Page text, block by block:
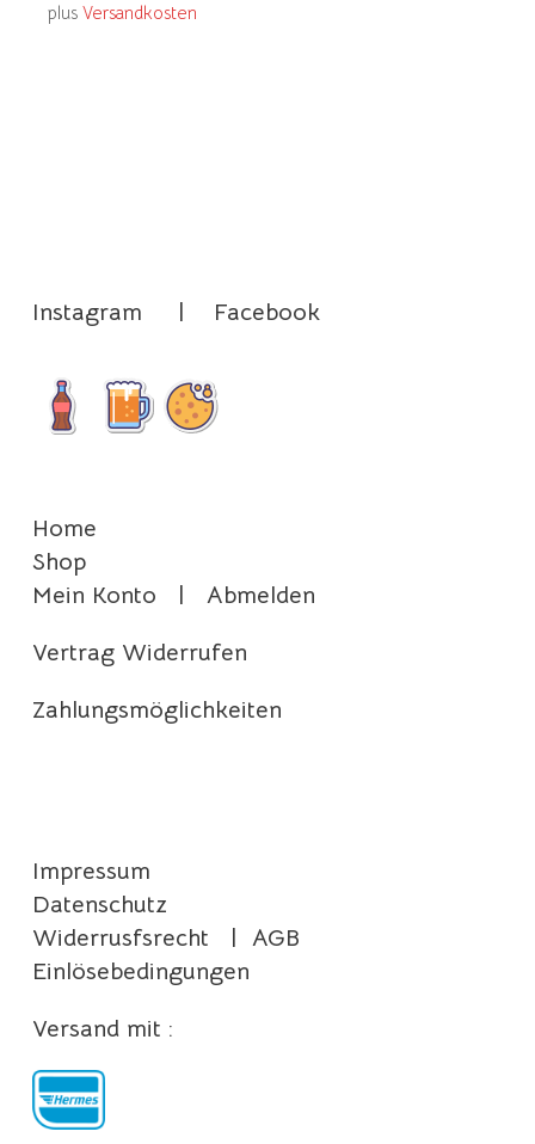
plus Versandkosten
Instagram | Facebook
Home
Shop
Mein Konto | Abmelden
Vertrag Widerrufen
Zahlungsmöglichkeiten
Impressum
Datenschutz
Widerrusfsrecht | AGB
Einlösebedingungen
Versand mit :